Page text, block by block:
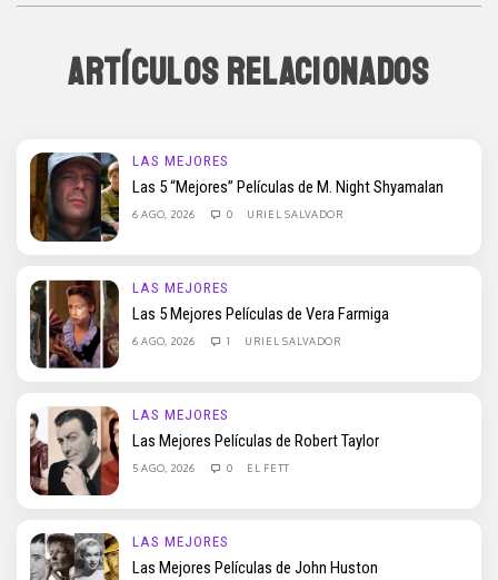
ARTÍCULOS RELACIONADOS
LAS MEJORES
Las 5 “Mejores” Películas de M. Night Shyamalan
6 AGO, 2026 0 URIEL SALVADOR
LAS MEJORES
Las 5 Mejores Películas de Vera Farmiga
6 AGO, 2026 1 URIEL SALVADOR
LAS MEJORES
Las Mejores Películas de Robert Taylor
5 AGO, 2026 0 EL FETT
LAS MEJORES
Las Mejores Películas de John Huston